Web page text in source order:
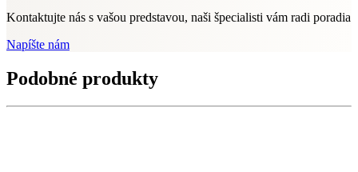
Kontaktujte nás s vašou predstavou, naši špecialisti vám radi poradia
Napíšte nám
Podobné produkty